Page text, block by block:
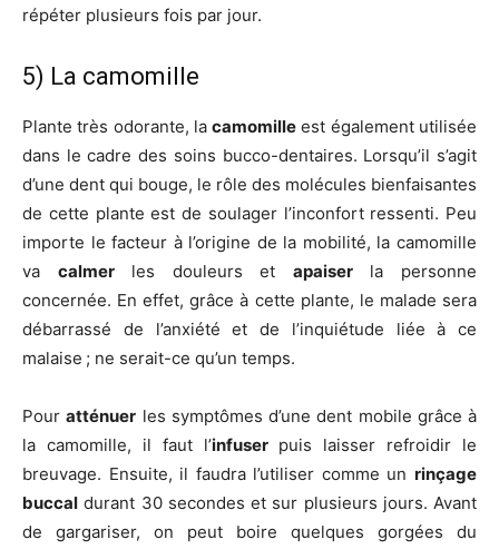
répéter plusieurs fois par jour.
5) La camomille
Plante très odorante, lacamomille est également utilisée
dans le cadre des soins bucco-dentaires. Lorsqu’il s’agit
d’une dent qui bouge, le rôle des molécules bienfaisantes
de cette plante est de soulager l’inconfort ressenti. Peu
importe le facteur à l’origine de la mobilité, la camomille
va calmerles douleurs et apaiserla personne
concernée. En effet, grâce à cette plante, le malade sera
débarrassé de l’anxiété et de l’inquiétude liée à ce
malaise ; ne serait-ce qu’un temps.
Pouratténuer les symptômes d’une dent mobile grâce à
la camomille, il faut l’infuserpuis laisser refroidir le
breuvage. Ensuite, il faudra l’utiliser comme un rinçage
buccal durant 30 secondes et sur plusieurs jours. Avant
de gargariser, on peut boire quelques gorgées du